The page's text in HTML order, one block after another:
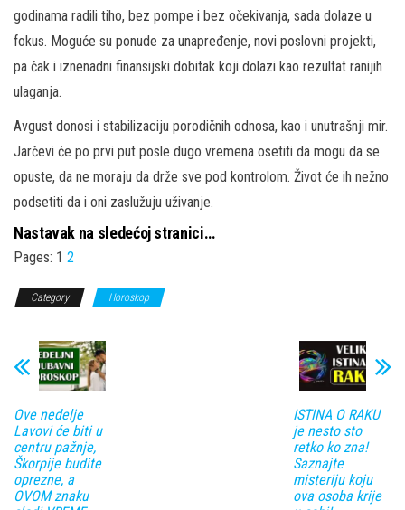
godinama radili tiho, bez pompe i bez očekivanja, sada dolaze u
fokus. Moguće su ponude za unapređenje, novi poslovni projekti,
pa čak i iznenadni finansijski dobitak koji dolazi kao rezultat ranijih
ulaganja.
Avgust donosi i stabilizaciju porodičnih odnosa, kao i unutrašnji mir.
Jarčevi će po prvi put posle dugo vremena osetiti da mogu da se
opuste, da ne moraju da drže sve pod kontrolom. Život će ih nežno
podsetiti da i oni zaslužuju uživanje.
Nastavak na sledećoj stranici…
Pages: 1 2
Category Horoskop
Ove nedelje
Lavovi će biti u
centru pažnje,
Škorpije budite
oprezne, a
OVOM znaku
ISTINA O RAKU
je nesto sto
retko ko zna!
Saznajte
misteriju koju
ova osoba krije